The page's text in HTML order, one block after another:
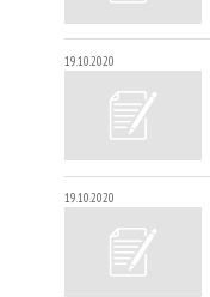
19.10.2020
19.10.2020